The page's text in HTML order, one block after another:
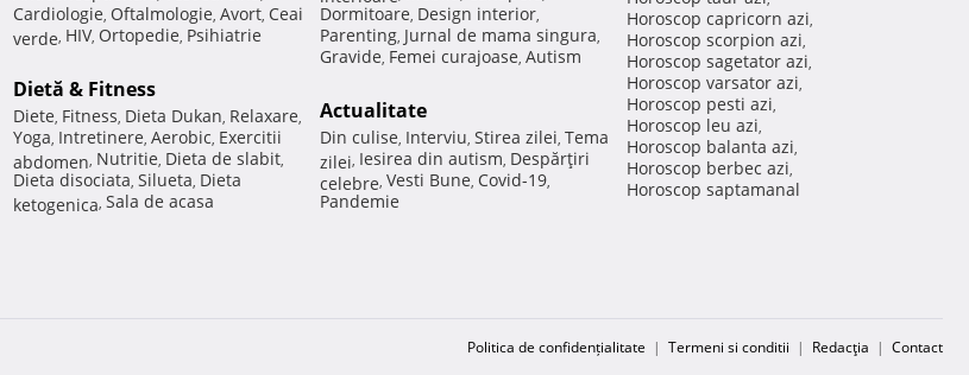
Cardiologie, Oftalmologie, Avort, Ceai
verde, HIV, Ortopedie, Psihiatrie
Dietă & Fitness
Diete, Fitness, Dieta Dukan, Relaxare,
Yoga, Intretinere, Aerobic, Exercitii
abdomen, Nutritie, Dieta de slabit,
Dieta disociata, Silueta, Dieta
ketogenica, Sala de acasa
Dormitoare, Design interior,
Parenting, Jurnal de mama singura,
Gravide, Femei curajoase, Autism
Actualitate
Din culise, Interviu, Stirea zilei, Tema
zilei, Iesirea din autism, Despărţiri
celebre, Vesti Bune, Covid-19,
Pandemie
Horoscop capricorn azi,
Horoscop scorpion azi,
Horoscop sagetator azi,
Horoscop varsator azi,
Horoscop pesti azi,
Horoscop leu azi,
Horoscop balanta azi,
Horoscop berbec azi,
Horoscop saptamanal
Politica de confidențialitate | Termeni si conditii | Redacţia | Contact